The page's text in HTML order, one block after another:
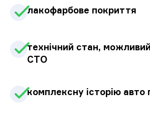
лакофарбове покриття
технічний стан,
СТО
комплексну історію авто